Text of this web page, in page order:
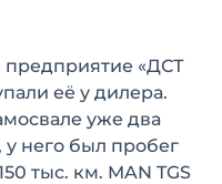
«ДСТ
её у дилера.
уже два
у него был пробег
тыс. км. MAN TGS